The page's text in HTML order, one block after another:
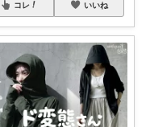
コレ いいね